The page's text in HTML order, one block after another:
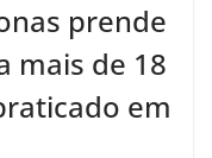
prende
mais de 18
em